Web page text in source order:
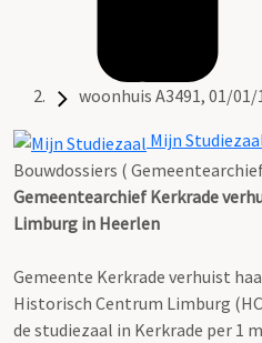
woonhuis A3491, 01/01/
Mijn
Bouwdossiers (
Gemeentearchief Kerkrade
Limburg in Heerlen
Gemeente Kerkrade verhuist
Historisch Centrum Limburg
de studiezaal in Kerkrade per 1